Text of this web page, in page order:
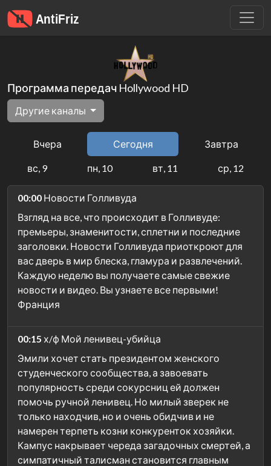
Программа передач Hollywood HD
Другие каналы
Вчера Сегодня Завтра
вс, 9 пн, 10 вт, 11 ср, 12
00:00 Новости Голливуда
Взгляд на все, что происходит в Голливуде:
премьеры, знаменитости, сплетни и последние
заголовки. Новости Голливуда приоткроют для
вас дверь в мир блеска, гламура и развлечений.
Каждую неделю вы получаете самые свежие
новости и видео. Вы узнаете все первыми!
Франция
00:15 х/ф Мой ленивец-убийца
Эмили хочет стать президентом женского
студенческого сообщества, а завоевать
популярность среди сокурсниц ей должен
помочь ручной ленивец. Но милый зверек не
только находчив, но и очень обидчив и не
намерен терпеть козни конкуренток хозяйки.
Кампус накрывает череда загадочных смертей, а
симпатичный талисман становится главным